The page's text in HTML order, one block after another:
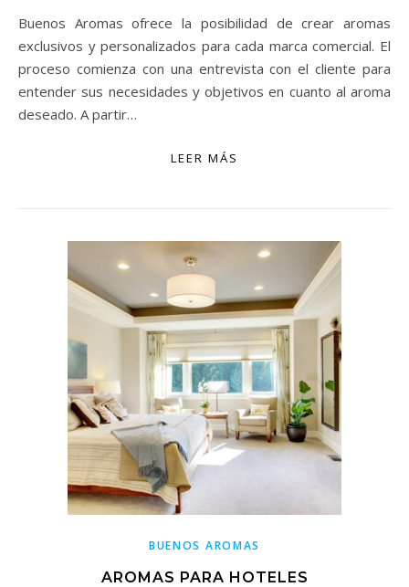
Buenos Aromas ofrece la posibilidad de crear aromas
exclusivos y personalizados para cada marca comercial. El
proceso comienza con una entrevista con el cliente para
entender sus necesidades y objetivos en cuanto al aroma
deseado. A partir…
LEER MÁS
BUENOS AROMAS
AROMAS PARA HOTELES